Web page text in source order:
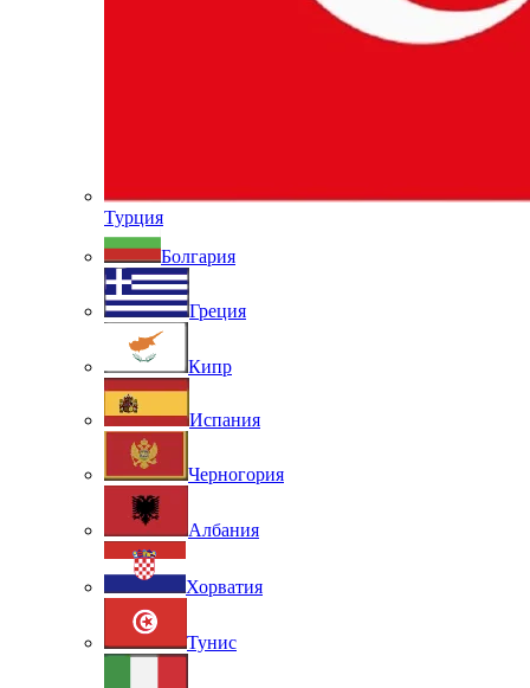
Турция
Болгария
Греция
Кипр
Испания
Черногория
Албания
Хорватия
Тунис